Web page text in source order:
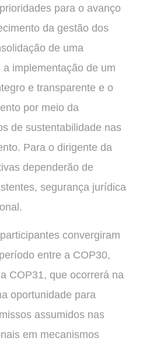
para o avanço
da gestão dos
de uma
implementação de um
e transparente e o
por meio da
de sustentabilidade nas
Para o dirigente da
dependerão de
segurança jurídica
convergiram
entre a COP30,
COP31, que ocorrerá na
oportunidade para
assumidos nas
em mecanismos